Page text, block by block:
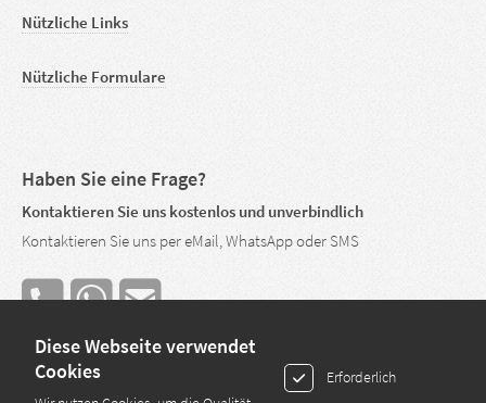
Diese Webseite verwendet
Cookies
Erforderlich
Nützliche Links
Nützliche Formulare
Haben Sie eine Frage?
Kontaktieren Sie uns kostenlos und unverbindlich
Kontaktieren Sie uns per eMail, WhatsApp oder SMS